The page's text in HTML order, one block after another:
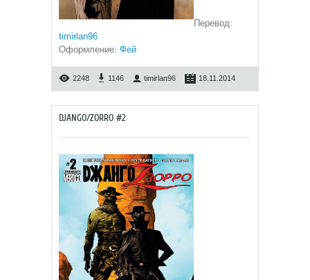
Перевод:
timirlan96
Оформление: Фей
2248 1146 timirlan96 18.11.2014
DJANGO/ZORRO #2